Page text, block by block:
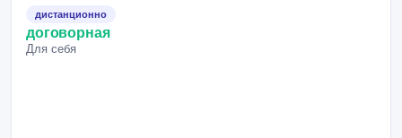
дистанционно
договорная
Для себя